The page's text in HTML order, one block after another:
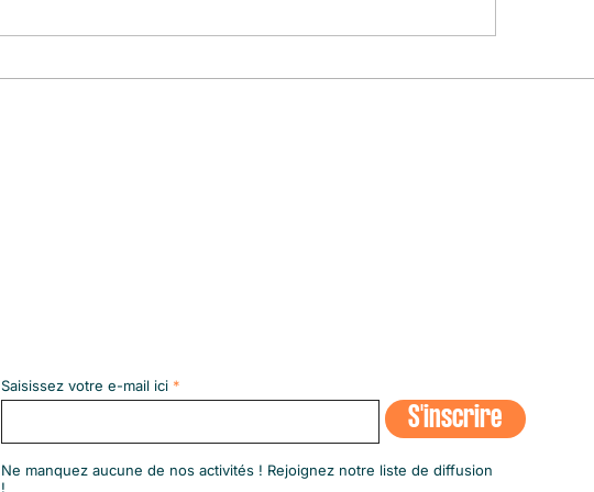
Saisissez votre e-mail ici
S'inscrire
​Ne manquez aucune de nos activités ! Rejoignez notre liste de diffusion
!